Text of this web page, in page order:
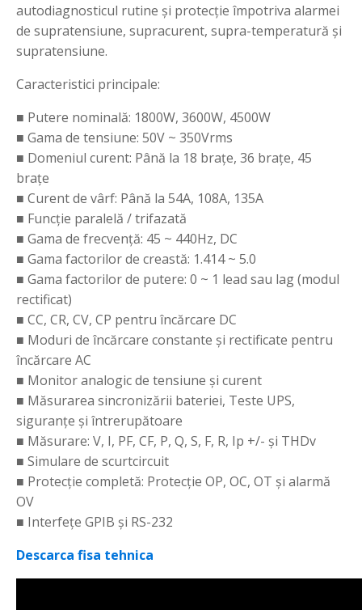
autodiagnosticul rutine și protecție împotriva alarmei
de supratensiune, supracurent, supra-temperatură și
supratensiune.
Caracteristici principale:
■ Putere nominală: 1800W, 3600W, 4500W
■ Gama de tensiune: 50V ~ 350Vrms
■ Domeniul curent: Până la 18 brațe, 36 brațe, 45
brațe
■ Curent de vârf: Până la 54A, 108A, 135A
■ Funcție paralelă / trifazată
■ Gama de frecvență: 45 ~ 440Hz, DC
■ Gama factorilor de creastă: 1.414 ~ 5.0
■ Gama factorilor de putere: 0 ~ 1 lead sau lag (modul
rectificat)
■ CC, CR, CV, CP pentru încărcare DC
■ Moduri de încărcare constante și rectificate pentru
încărcare AC
■ Monitor analogic de tensiune și curent
■ Măsurarea sincronizării bateriei, Teste UPS,
siguranțe și întrerupătoare
■ Măsurare: V, I, PF, CF, P, Q, S, F, R, Ip +/- și THDv
■ Simulare de scurtcircuit
■ Protecție completă: Protecție OP, OC, OT și alarmă
OV
■ Interfețe GPIB și RS-232
Descarca fisa tehnica